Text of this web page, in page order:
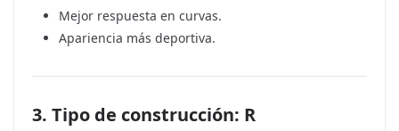
Mejor respuesta en curvas.
Apariencia más deportiva.
3. Tipo de construcción: R